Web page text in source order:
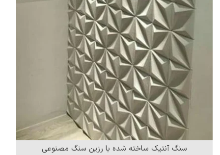
سنگ آنتیک ساخته شده با رزین سنگ مصنوعی